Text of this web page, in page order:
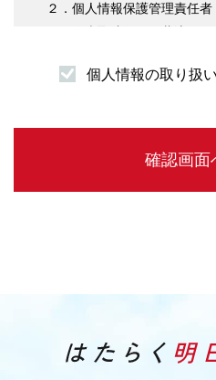
２．個人情報保護管理責任者
（１）求職者様情報
・企業紹介先のご案内
・サービスの提供に必要
・サービスに関する情報のご
・企業様へ各種連絡を行うた
・その他、上記業務に関連
個人情報の取り扱
確認画面